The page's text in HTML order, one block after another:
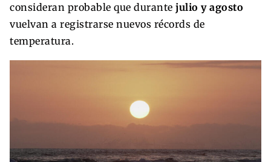
consideran probable que durante julio y agosto
vuelvan a registrarse nuevos récords de
temperatura.